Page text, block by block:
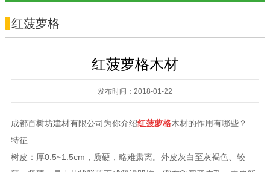
红菠萝格
红菠萝格木材
发布时间：2018-01-22
成都百树坊建材有限公司为你介绍红菠萝格木材的作用有哪些？
特征
树皮：厚0.5~1.5cm，质硬，略难肃离。外皮灰白至灰褐色、较